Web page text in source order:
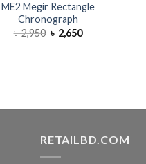
ME2 Megir Rectangle
Chronograph
৳2,950 ৳ 2,650
RETAILBD.COM